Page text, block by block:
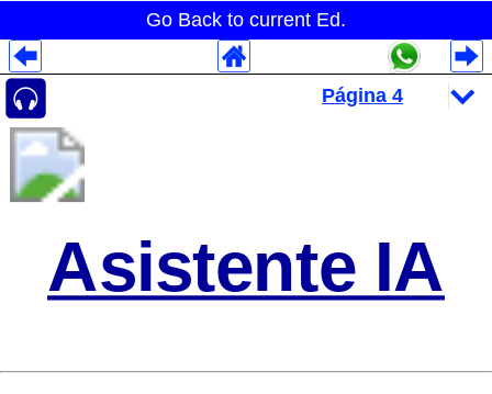
Go Back to current Ed.
Asistente IA
Despliegues Analytics
Despliegues Totales
Despliegues por Rubros